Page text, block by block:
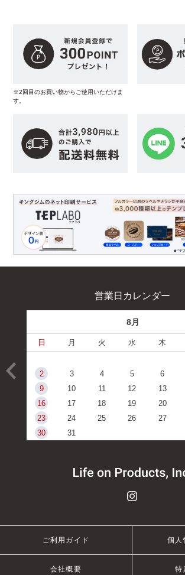
※2回目のお買い物からご使用いただけま
す。
営業日カレンダー
8月
日 月 火 水 木
2
3 4 5 6
9
10 11 12 13
16
17 18 19 20
23
24 25 26 27
30
31
ご利用ガイド 個人
会社概要 特